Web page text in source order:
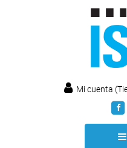
Mi cuenta